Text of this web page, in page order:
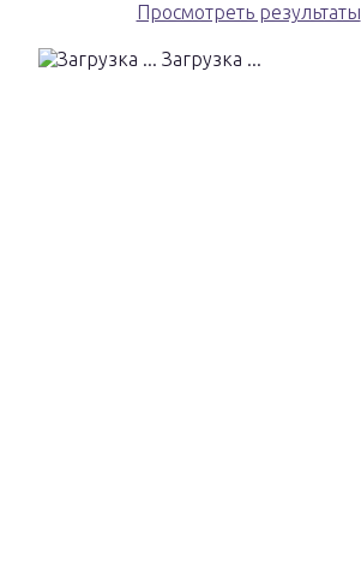
Просмотреть результаты
Загрузка ...